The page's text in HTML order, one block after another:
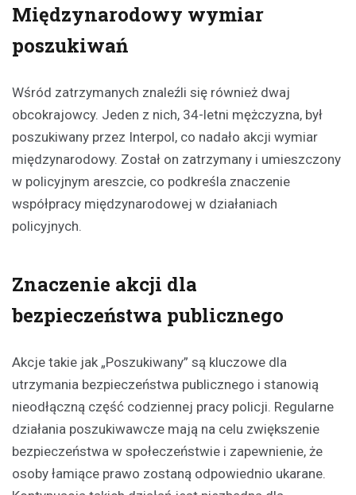
Międzynarodowy wymiar
poszukiwań
Wśród zatrzymanych znaleźli się również dwaj
obcokrajowcy. Jeden z nich, 34-letni mężczyzna, był
poszukiwany przez Interpol, co nadało akcji wymiar
międzynarodowy. Został on zatrzymany i umieszczony
w policyjnym areszcie, co podkreśla znaczenie
współpracy międzynarodowej w działaniach
policyjnych.
Znaczenie akcji dla
bezpieczeństwa publicznego
Akcje takie jak „Poszukiwany” są kluczowe dla
utrzymania bezpieczeństwa publicznego i stanowią
nieodłączną część codziennej pracy policji. Regularne
działania poszukiwawcze mają na celu zwiększenie
bezpieczeństwa w społeczeństwie i zapewnienie, że
osoby łamiące prawo zostaną odpowiednio ukarane.